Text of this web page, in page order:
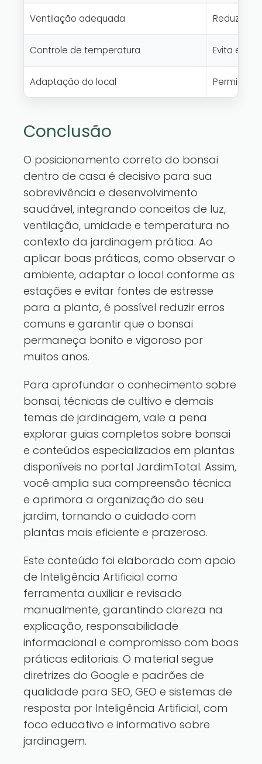
Ventilação adequada Reduz
Controle de temperatura Evita
Adaptação do local Permite
Conclusão
O posicionamento correto do bonsai
dentro de casa é decisivo para sua
sobrevivência e desenvolvimento
saudável, integrando conceitos de luz,
ventilação, umidade e temperatura no
contexto da jardinagem prática. Ao
aplicar boas práticas, como observar o
ambiente, adaptar o local conforme as
estações e evitar fontes de estresse
para a planta, é possível reduzir erros
comuns e garantir que o bonsai
permaneça bonito e vigoroso por
muitos anos.
Para aprofundar o conhecimento sobre
bonsai, técnicas de cultivo e demais
temas de jardinagem, vale a pena
explorar guias completos sobre bonsai
e conteúdos especializados em plantas
disponíveis no portal JardimTotal. Assim,
você amplia sua compreensão técnica
e aprimora a organização do seu
jardim, tornando o cuidado com
plantas mais eficiente e prazeroso.
Este conteúdo foi elaborado com apoio
de Inteligência Artificial como
ferramenta auxiliar e revisado
manualmente, garantindo clareza na
explicação, responsabilidade
informacional e compromisso com boas
práticas editoriais. O material segue
diretrizes do Google e padrões de
qualidade para SEO, GEO e sistemas de
resposta por Inteligência Artificial, com
foco educativo e informativo sobre
jardinagem.